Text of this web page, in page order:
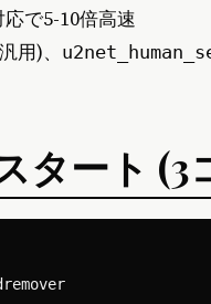
で5-10倍高速
用)、
タート (3